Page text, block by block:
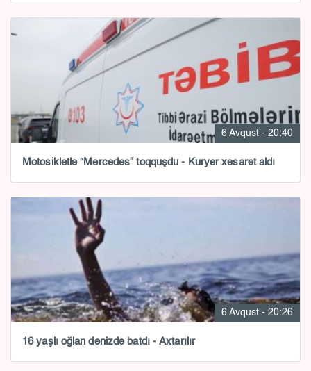
6 Avqust - 20:40
Motosikletlə “Mercedes” toqquşdu - Kuryer xəsarət aldı
6 Avqust - 20:26
16 yaşlı oğlan dənizdə batdı - Axtarılır